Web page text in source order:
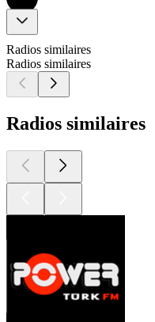
Radios similaires
Radios similaires
Radios similaires